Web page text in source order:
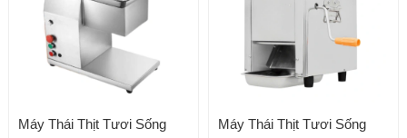
Máy Thái Thịt Tươi Sống Máy Thái Thịt Tươi Sống